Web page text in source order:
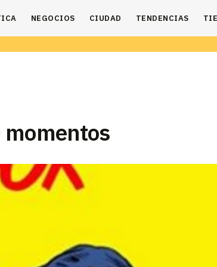
NEGOCIOS CIUDAD TENDENCIAS
momentos